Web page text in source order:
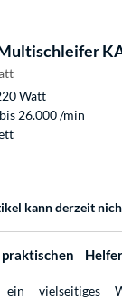
Watt
26.000 /min
kann derzeit
vielseitiges